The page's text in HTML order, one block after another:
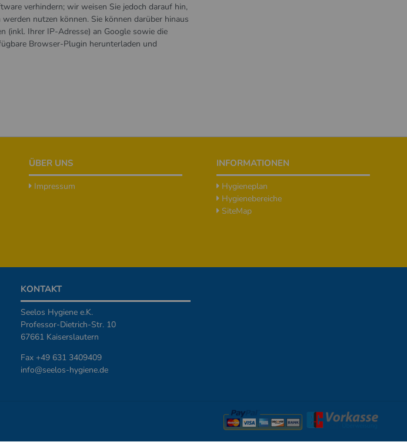
verhindern; wir weisen Sie jedoch darauf hin,
nutzen können. Sie können darüber hinaus
(inkl. Ihrer IP-Adresse) an Google sowie die
Browser-Plugin herunterladen und
ÜBER UNS
Impressum
INFORMATIONEN
Hygieneplan
Hygienebereiche
SiteMap
KONTAKT
Seelos Hygiene e.K.
Professor-Dietrich-Str. 10
67661 Kaiserslautern
Fax +49 631 3409409
info@seelos-hygiene.de